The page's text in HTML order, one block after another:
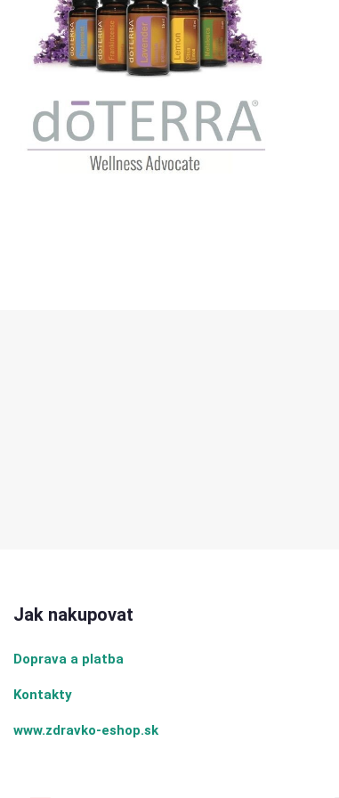
Jak nakupovat
Doprava a platba
Kontakty
www.zdravko-eshop.sk